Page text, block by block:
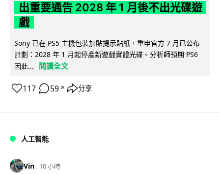
出重要通告 2028 年 1 月後不出光碟遊
戲
Sony 已在 PS5 主機包裝加貼提示貼紙，重申官方 7 月已公布
計劃：2028 年 1 月起停產新遊戲實體光碟。分析師預期 PS6
因此...
閱讀全文
117 59 ↗ 分享
人工智能
Vin 10 小時